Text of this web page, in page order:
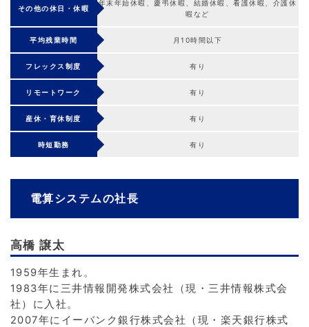
その他の休日・休暇
年末年始休暇、慶弔休暇、結婚休暇、看護休暇、介護休
暇など
平均残業時間 月10時間以下
フレックス制度 有り
リモートワーク 有り
産休・育休制度 有り
時短勤務 有り
電算システムの社長
高橋 譲太
1959年生まれ。
1983年に三井情報開発株式会社（現・三井情報株式会
社）に入社。
2007年にイーバンク銀行株式会社（現・楽天銀行株式